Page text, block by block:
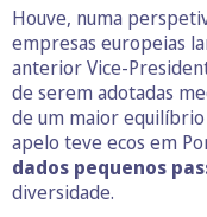
Houve, numa
empresas europeias
anterior Vice-
de serem adotadas
de um maior
apelo teve ecos em
dados pequenos
diversidade.